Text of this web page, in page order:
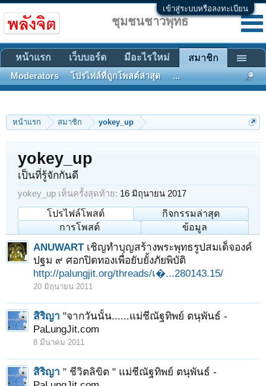
เข้าสู่ระบบหรือลงทะเบียน
หน้าแรก สมาชิก yokey_up
yokey_up
เป็นที่รู้จักกันดี
yokey_up เห็นครั้งสุดท้าย: 16 มิถุนายน 2017
โปรไฟล์โพสต์
กิจกรรมล่าสุด
การโพสต์
ข้อมูล
ANUWART เชิญทำบุญสร้างพระพุทธรูปสมเด็จองค์
ปฐม ๙ ศอกปิดทองเพื่อยับยั้งภัยพิบัติ
http://palungjit.org/threads/เ�...280143.15/
20 มิถุนายน 2011
สิริญา "จากวันนั้น......แม่ชีณัฐทิพย์ ตนุพันธ์ -
PaLungJit.com
8 มีนาคม 2011
สิริญา " ชีวิตลิขิต " แม่ชีณัฐทิพย์ ตนุพันธ์ -
ชุมชนชาวพุทธ
หน้าแรก เว็บบอร์ด มีอะไรใหม่ สมาชิก
Moderators โปรไฟล์ที่ถูกโพสต์ล่าสุด ...